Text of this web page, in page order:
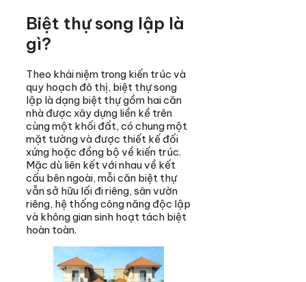
Biệt thự song lập là
gì?
Theo khái niệm trong kiến trúc và
quy hoạch đô thị, biệt thự song
lập là dạng biệt thự gồm hai căn
nhà được xây dựng liền kề trên
cùng một khối đất, có chung một
mặt tường và được thiết kế đối
xứng hoặc đồng bộ về kiến trúc.
Mặc dù liên kết với nhau về kết
cấu bên ngoài, mỗi căn biệt thự
vẫn sở hữu lối đi riêng, sân vườn
riêng, hệ thống công năng độc lập
và không gian sinh hoạt tách biệt
hoàn toàn.